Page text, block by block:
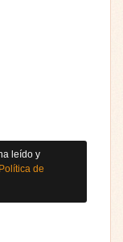
leído y
Política de